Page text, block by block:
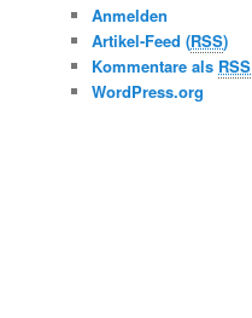
Anmelden
Artikel-Feed (RSS)
Kommentare als RSS
WordPress.org